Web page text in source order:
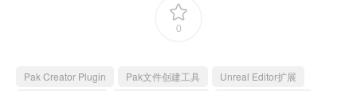
0
Pak Creator Plugin Pak文件创建工具
Unreal Editor扩展